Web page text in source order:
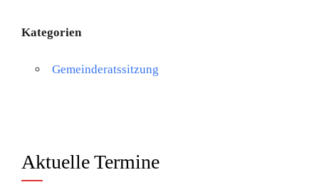
Kategorien
Gemeinderatssitzung
Aktuelle Termine